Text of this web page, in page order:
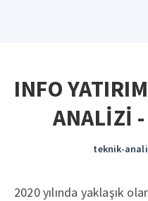
INFO
ANALİZİ
teknik-
2020 yılında yaklaşık